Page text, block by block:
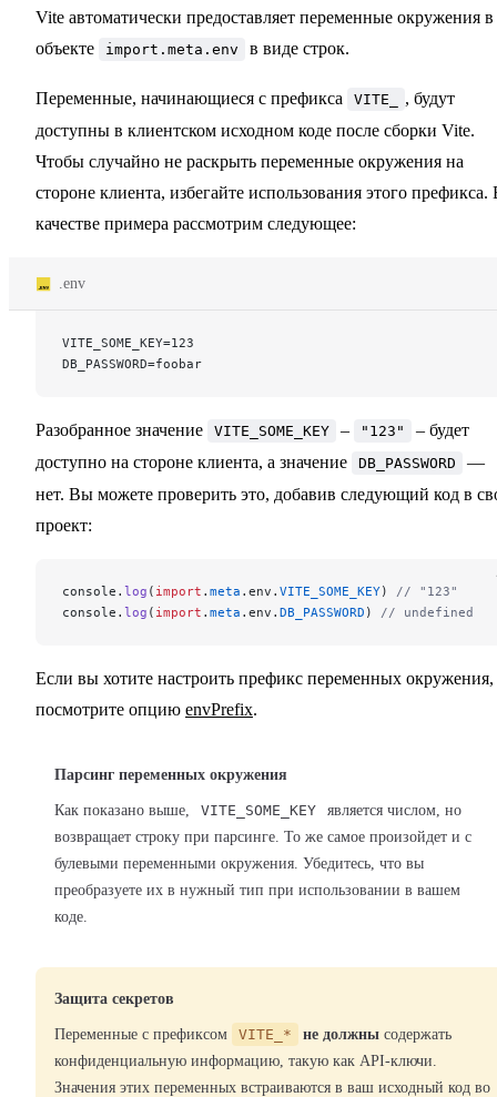
Vite автоматически предоставляет переменные окружения в
объекте
import.meta.env в виде строк.
Переменные, начинающиеся с префикса VITE_
, будут
доступны в клиентском исходном коде после сборки Vite.
Чтобы случайно не раскрыть переменные окружения на
стороне клиента, избегайте использования этого префикса.
качестве примера рассмотрим следующее:
.env
VITE_SOME_KEY=123
DB_PASSWORD=foobar
Разобранное значение VITE_SOME_KEY – "123"
– будет
доступно на стороне клиента, а значение
DB_PASSWORD
—
нет. Вы можете проверить это, добавив следующий код в
проект:
console. log ( import . meta .env. VITE_SOME_KEY) // "123"
console. log ( import . meta .env. DB_PASSWORD ) // undefined
Если вы хотите настроить префикс переменных окружения,
посмотрите опцию envPrefix.
Парсинг переменных окружения
Как показано выше, VITE_SOME_KEY
является числом, но
возвращает строку при парсинге. То же самое произойдет и с
булевыми переменными окружения. Убедитесь, что вы
преобразуете их в нужный тип при использовании в вашем
коде.
Защита секретов
Переменные с префиксом VITE_* не должны содержать
конфиденциальную информацию, такую как API-ключи.
Значения этих переменных встраиваются в ваш исходный код во